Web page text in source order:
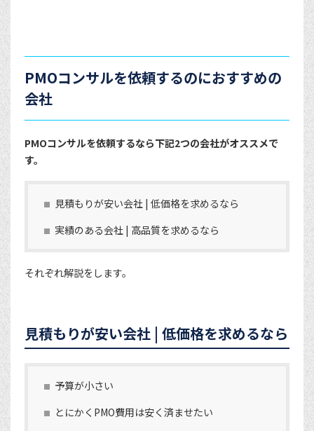
PMOコンサルを依頼するのにおすすめの
会社
PMOコンサルを依頼するなら下記2つの会社がオススメで
す。
見積もりが安い会社 | 低価格を求めるなら
実績のある会社 | 高品質を求めるなら
それぞれ解説をします。
見積もりが安い会社 | 低価格を求めるなら
予算が小さい
とにかくPMO費用は安く済ませたい